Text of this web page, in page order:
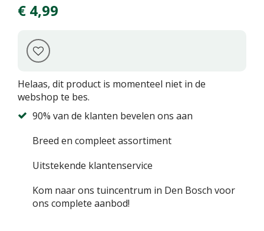
€ 4,99
Helaas, dit product is momenteel niet in de
webshop te bes.
90% van de klanten bevelen ons aan
Breed en compleet assortiment
Uitstekende klantenservice
Kom naar ons tuincentrum in Den Bosch voor
ons complete aanbod!